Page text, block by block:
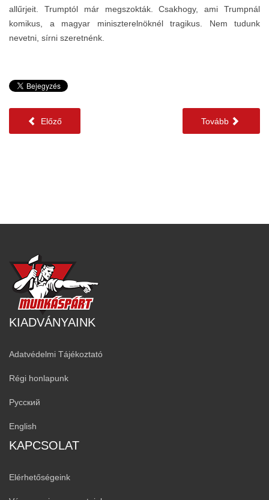
allűrjeit. Trumptól már megszokták. Csakhogy, ami Trumpnál
komikus, a magyar miniszterelnöknél tragikus. Nem tudunk
nevetni, sírni szeretnénk.
Előző Tovább
KIADVÁNYAINK
Adatvédelmi Tájékoztató
Régi honlapunk
Русский
English
KAPCSOLAT
Elérhetőségeink